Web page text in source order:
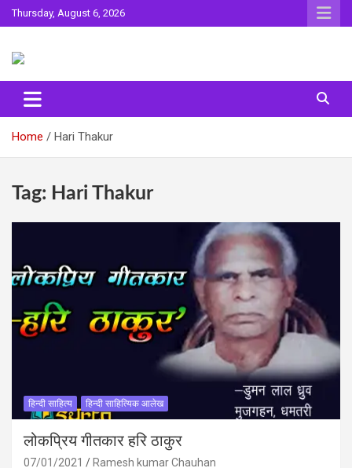
Skip
to
Thursday, August 6, 2026
Surta
Home Hari Thakur
Tag: Hari Thakur
हिन्दी साहित्य हिन्दी साहित्यिक आलेख
लोकप्रिय गीतकार हरि ठाकुर
07/01/2021
Ramesh kumar Chauhan